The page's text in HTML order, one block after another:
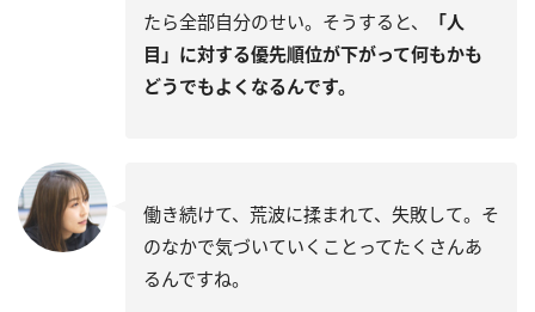
たら全部自分のせい。そうすると、
「人
目」に対する優先順位が下がって何もかも
どうでもよくなるんです。
働き続けて、荒波に揉まれて、失敗して。そ
のなかで気づいていくことってたくさんあ
るんですね。